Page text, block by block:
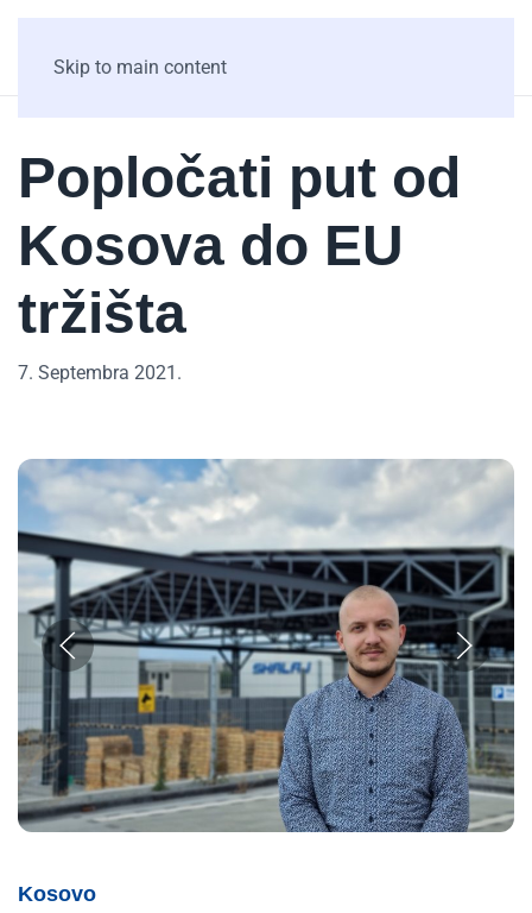
Skip to main content
Popločati put od
Kosova do EU
tržišta
7. Septembra 2021.
Kosovo